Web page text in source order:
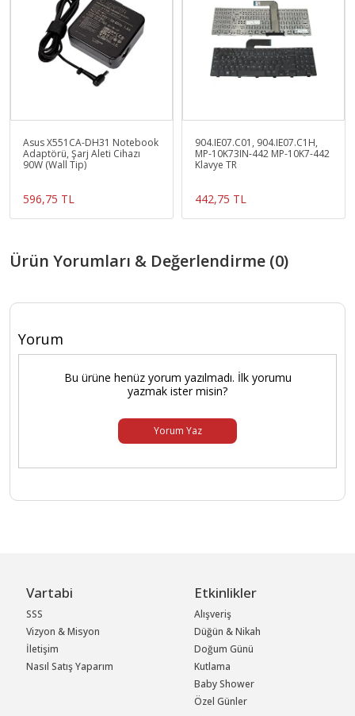
Asus X551CA-DH31 Notebook
Adaptörü, Şarj Aleti Cihazı
90W (Wall Tip)
596,75 TL
904.IE07.C01, 904.IE07.C1H,
MP-10K73IN-442 MP-10K7-442
Klavye TR
442,75 TL
Ürün Yorumları & Değerlendirme (0)
Yorum
Bu ürüne henüz yorum yazılmadı. İlk yorumu
yazmak ister misin?
Yorum Yaz
Vartabi
SSS
Vizyon & Misyon
İletişim
Nasıl Satış Yaparım
Etkinlikler
Alışveriş
Düğün & Nikah
Doğum Günü
Kutlama
Baby Shower
Özel Günler